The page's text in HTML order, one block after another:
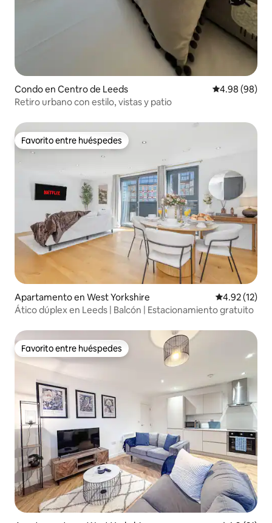
Condo en Centro de Leeds Calificación
4.98 (98)
Retiro urbano con estilo, vistas y patio
Favorito entre huéspedes
Favorito entre huéspedes
Apartamento en West Yorkshire Calificación
4.92 (12)
Ático dúplex en Leeds | Balcón | Estacionamiento gratuito
Favorito entre huéspedes
Favorito entre huéspedes